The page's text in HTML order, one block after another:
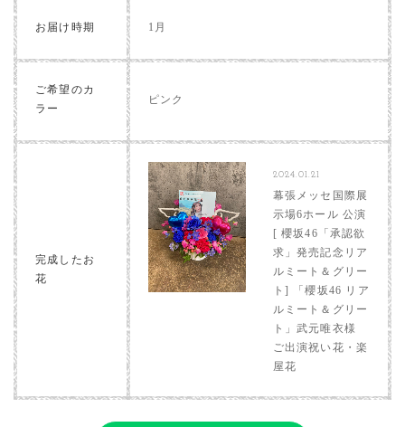
お届け時期 1月
ご希望のカ
ラー
ピンク
完成したお
花
2024.01.21
幕張メッセ国際展
示場6ホール 公演
[ 櫻坂46「承認欲
求」発売記念リア
ルミート＆グリー
ト] 「櫻坂46 リア
ルミート＆グリー
ト」武元唯衣様
ご出演祝い花・楽
屋花